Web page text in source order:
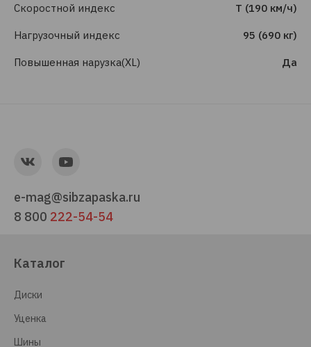
Скоростной индекс T (190 км/ч)
Нагрузочный индекс 95 (690 кг)
Повышенная нарузка(XL) Да
e-mag@sibzapaska.ru
8 800 222-54-54
Каталог
Диски
Уценка
Шины